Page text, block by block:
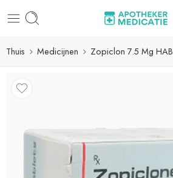
Thuis Medicijnen Zopiclon 7.5 Mg HAB